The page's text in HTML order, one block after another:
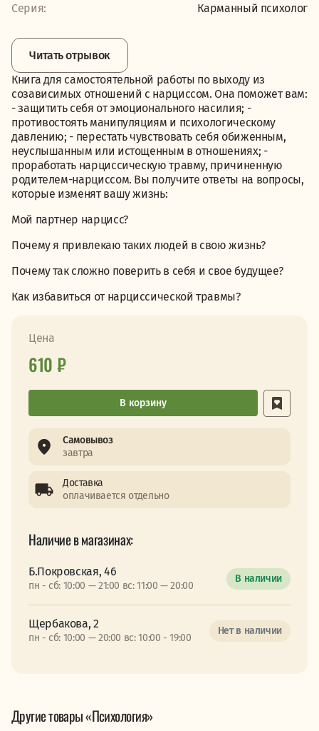
Серия:
Карманный психолог
Читать отрывок
Книга для самостоятельной работы по выходу из
созависимых отношений с нарциссом. Она поможет вам:
- защитить себя от эмоционального насилия; -
противостоять манипуляциям и психологическому
давлению; - перестать чувствовать себя обиженным,
неуслышанным или истощенным в отношениях; -
проработать нарциссическую травму, причиненную
родителем-нарциссом. Вы получите ответы на вопросы,
которые изменят вашу жизнь:
Мой партнер нарцисс?
Почему я привлекаю таких людей в свою жизнь?
Почему так сложно поверить в себя и свое будущее?
Как избавиться от нарциссической травмы?
Цена
610 ₽
В корзину
Самовывоз
завтра
Доставка
оплачивается отдельно
Наличие в магазинах:
Б.Покровская, 46
пн - сб: 10:00 — 21:00 вс: 11:00 — 20:00
В наличии
Щербакова, 2
пн - сб: 10:00 — 20:00 вс: 10:00 - 19:00
Нет в наличии
Другие товары «Психология»